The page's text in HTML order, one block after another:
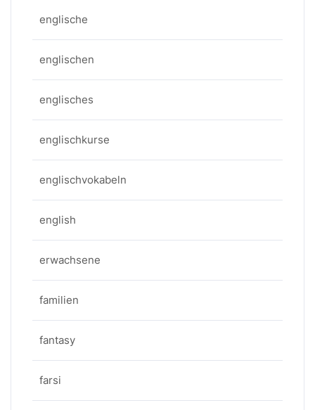
englische
englischen
englisches
englischkurse
englischvokabeln
english
erwachsene
familien
fantasy
farsi